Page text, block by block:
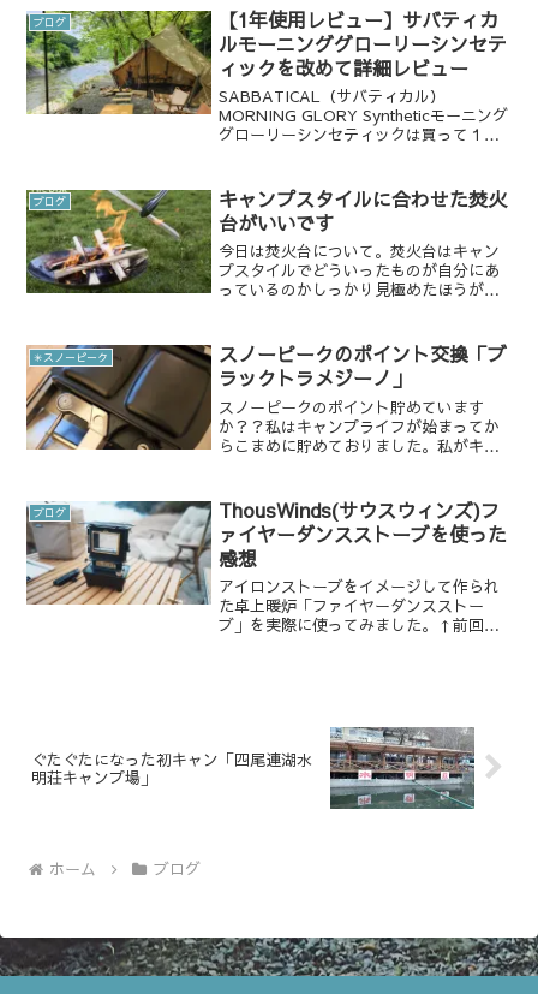
目にあいます。そこで秋・冬キャンプに
向けて備えるべきギアを見...
ブログ
【1年使用レビュー】サバティカ
ルモーニンググローリーシンセテ
ィックを改めて詳細レビュー
SABBATICAL（サバティカル）
MORNING GLORY Syntheticモーニング
グローリーシンセティックは買って１年
を購入しました。絵になる形が大好き
で、...
ブログ
キャンプスタイルに合わせた焚火
台がいいです
今日は焚火台について。焚火台はキャン
プスタイルでどういったものが自分にあ
っているのかしっかり見極めたほうがい
登山などでも持ち運びがしやすくなって
いる軽いものもあります...
✳︎スノーピーク
スノーピークのポイント交換「ブ
ラックトラメジーノ」
スノーピークのポイント貯めています
か？？私はキャンプライフが始まってか
らこまめに貯めておりました。私がキャ
い！という流れがあり（個人的なもので
す）、初心者キャンパーe...
ブログ
ThousWinds(サウスウィンズ)フ
ァイヤーダンスストーブを使った
感想
アイロンストーブをイメージして作られ
た卓上暖炉「ファイヤーダンスストー
ブ」を実際に使ってみました。↑前回は
ぐたぐたになった初キャン「四尾連湖水
明荘キャンプ場」
ホーム ブログ